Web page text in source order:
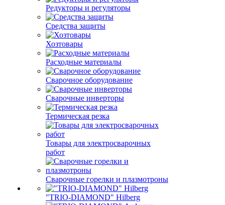
Редукторы и регуляторы
Средства защиты
Хозтовары
Расходные материалы
Сварочное оборудование
Сварочные инверторы
Термическая резка
Товары для электросварочных
работ
Сварочные горелки и плазмотроны
"TRIO-DIAMOND" Hilberg